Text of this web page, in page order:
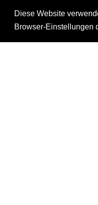
Diese Website
Browser-Einstellungen